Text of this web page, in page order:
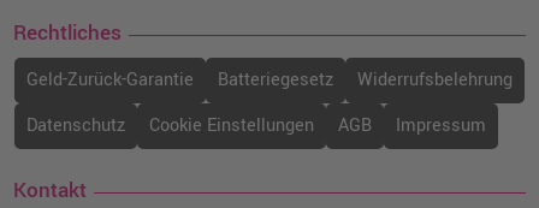
Horizontale Streifen
Häufig ein Hinweis auf ein Tonerproblem oder
Trommelverschleiß
Treten besonders oft bei Laserdruckern auf
Entstehen durch eine ungleichmäßige
Rechtliches
Geld-Zurück-Garantie Batteriegesetz
Widerrufsbelehrung
Datenschutz
Cookie Einstellungen AGB Impressum
Kontakt